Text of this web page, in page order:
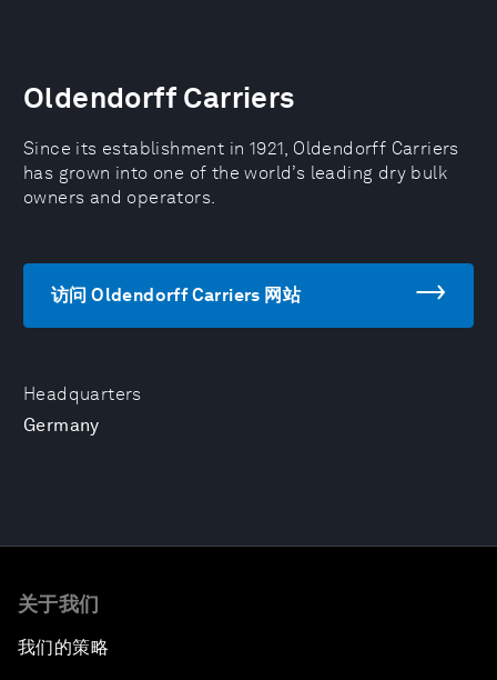
Headquarters
Germany
Oldendorff Carriers
Since its establishment in 1921, Oldendorff Carriers
has grown into one of the world’s leading dry bulk
owners and operators.
访问 Oldendorff Carriers 网站
关于我们
我们的策略